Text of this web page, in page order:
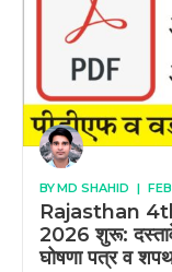
BYMD SHAHID |
Rajasthan
2026 शुरू:
घोषणा पत्र व